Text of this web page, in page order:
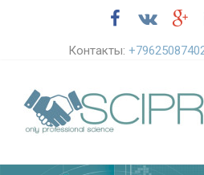
Контакты: